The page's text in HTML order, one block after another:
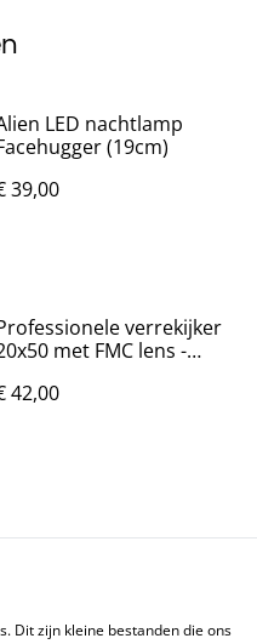
LED nachtlamp
(19cm)
39,00
verrekijker
met FMC lens -
42,00
Voorwaarden
Dit zijn kleine bestanden die ons